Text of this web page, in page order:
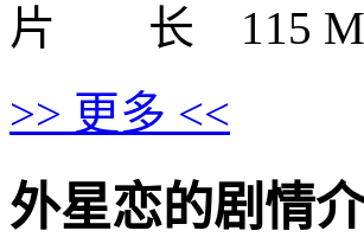
片 长 115
>> 更多 <<
外星恋的剧情介